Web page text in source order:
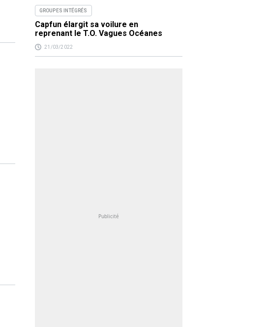
GROUPES INTÉGRÉS
Capfun élargit sa voilure en
reprenant le T.O. Vagues Océanes
21/03/2022